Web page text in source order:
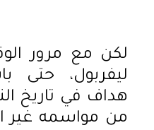
لكن مع مرور
ليفربول،
هداف في تاريخ
من مواسمه غير